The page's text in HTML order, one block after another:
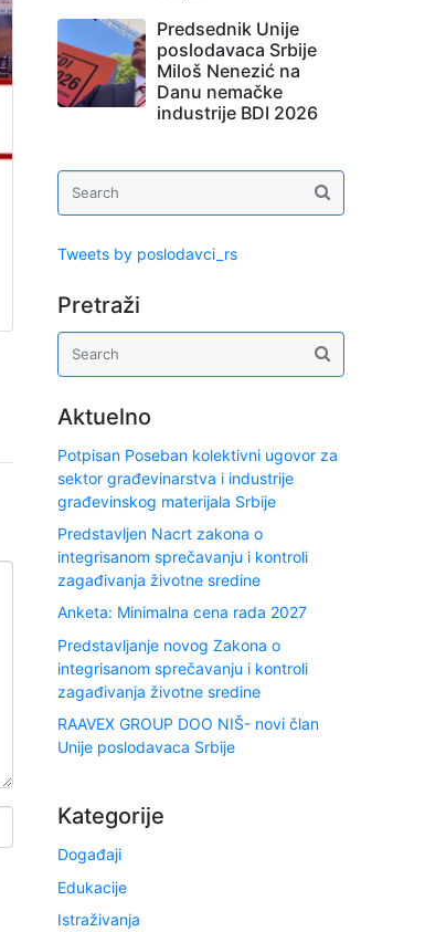
Predsednik Unije
poslodavaca Srbije
Miloš Nenezić na
Danu nemačke
industrije BDI 2026
Tweets by poslodavci_rs
Pretraži
Aktuelno
Potpisan Poseban kolektivni ugovor za
sektor građevinarstva i industrije
građevinskog materijala Srbije
Predstavljen Nacrt zakona o
integrisanom sprečavanju i kontroli
zagađivanja životne sredine
Anketa: Minimalna cena rada 2027
Predstavljanje novog Zakona o
integrisanom sprečavanju i kontroli
zagađivanja životne sredine
RAAVEX GROUP DOO NIŠ- novi član
Unije poslodavaca Srbije
Kategorije
Događaji
Edukacije
Istraživanja